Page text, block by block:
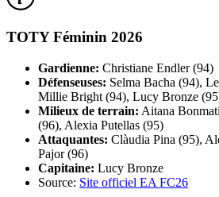
TOTY Féminin 2026
Gardienne: Christiane Endler (94)
Défenseuses: Selma Bacha (94),
Millie Bright (94), Lucy Bronze
Milieux de terrain: Aitana
(96), Alexia Putellas (95)
Attaquantes: Clàudia Pina (95),
Pajor (96)
Capitaine: Lucy Bronze
Source: Site officiel EA FC26